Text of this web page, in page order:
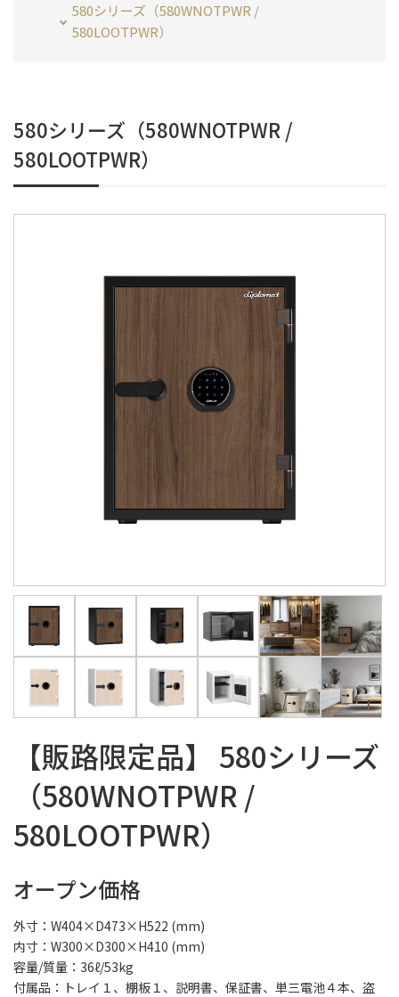
580シリーズ（580WNOTPWR /
580LOOTPWR）
580シリーズ（580WNOTPWR /
580LOOTPWR）
【販路限定品】 580シリーズ
（580WNOTPWR /
580LOOTPWR）
オープン価格
外寸：W404×D473×H522 (mm)
内寸：W300×D300×H410 (mm)
容量/質量：36ℓ/53kg
付属品：トレイ１、棚板１、説明書、保証書、単三電池４本、盗